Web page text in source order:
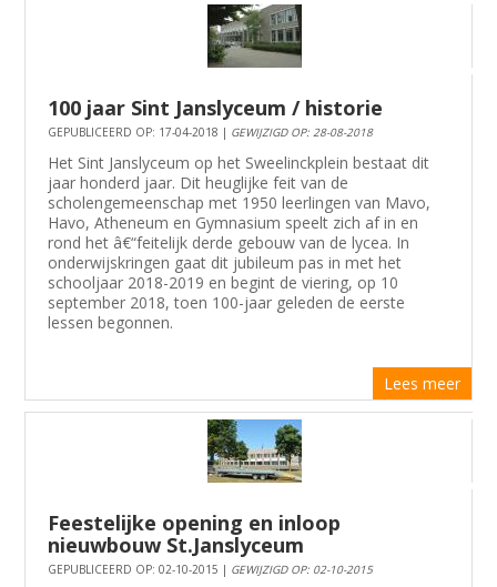
100 jaar Sint Janslyceum / historie
GEPUBLICEERD OP: 17-04-2018 | GEWIJZIGD OP: 28-08-2018
Het Sint Janslyceum op het Sweelinckplein bestaat dit
jaar honderd jaar. Dit heuglijke feit van de
scholengemeenschap met 1950 leerlingen van Mavo,
Havo, Atheneum en Gymnasium speelt zich af in en
rond het â€“feitelijk derde gebouw van de lycea. In
onderwijskringen gaat dit jubileum pas in met het
schooljaar 2018-2019 en begint de viering, op 10
september 2018, toen 100-jaar geleden de eerste
lessen begonnen.
Lees meer
Feestelijke opening en inloop
nieuwbouw St.Janslyceum
GEPUBLICEERD OP: 02-10-2015 | GEWIJZIGD OP: 02-10-2015